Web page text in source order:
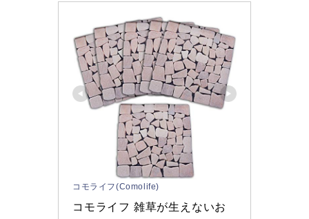
コモライフ(Comolife)
コモライフ 雑草が生えないお